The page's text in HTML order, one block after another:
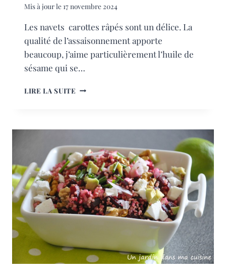
Mis à jour le 17 novembre 2024
Les navets carottes râpés sont un délice. La
qualité de l’assaisonnement apporte
beaucoup, j’aime particulièrement l’huile de
sésame qui se…
LIRE LA SUITE NAVETS